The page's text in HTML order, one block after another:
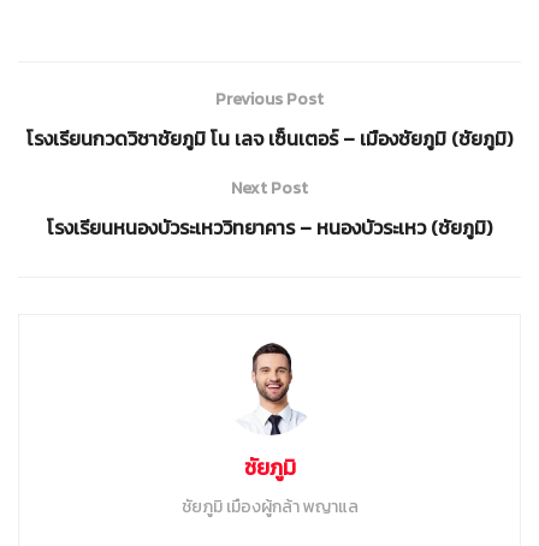
Previous Post
โรงเรียนกวดวิชาชัยภูมิ โน เลจ เซ็นเตอร์ – เมืองชัยภูมิ (ชัยภูมิ)
Next Post
โรงเรียนหนองบัวระเหววิทยาคาร – หนองบัวระเหว (ชัยภูมิ)
ชัยภูมิ
ชัยภูมิ เมืองผู้กล้า พญาแล